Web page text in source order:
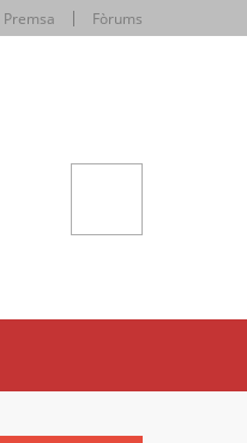
Premsa Fòrums